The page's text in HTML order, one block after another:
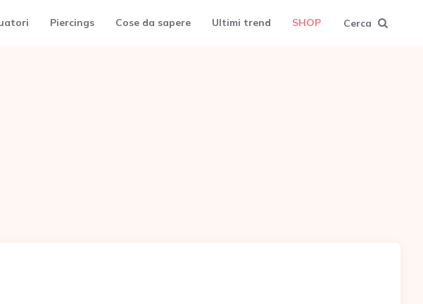
Piercings Cose da sapere Ultimi trend SHOP Cerca